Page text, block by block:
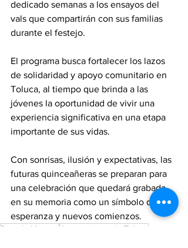
dedicado semanas a los ensayos del
vals que compartirán con sus familias
durante el festejo.
El programa busca fortalecer los lazos
de solidaridad y apoyo comunitario en
Toluca, al tiempo que brinda a las
jóvenes la oportunidad de vivir una
experiencia significativa en una etapa
importante de sus vidas.
Con sonrisas, ilusión y expectativas, las
futuras quinceañeras se preparan para
una celebración que quedará grabada
en su memoria como un símbolo de
esperanza y nuevos comienzos.
Ricardo Moreno
Ayuntamiento de Toluca